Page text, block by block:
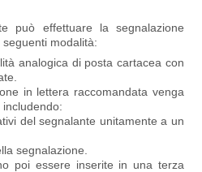
può effettuare la segnalazione
modalità:
analogica di posta cartacea con
in lettera raccomandata venga
del segnalante unitamente a un
segnalazione.
poi essere inserite in una terza